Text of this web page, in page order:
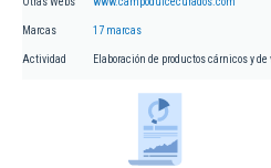
Marcas 17 marcas
Actividad Elaboración de productos cárnicos y de